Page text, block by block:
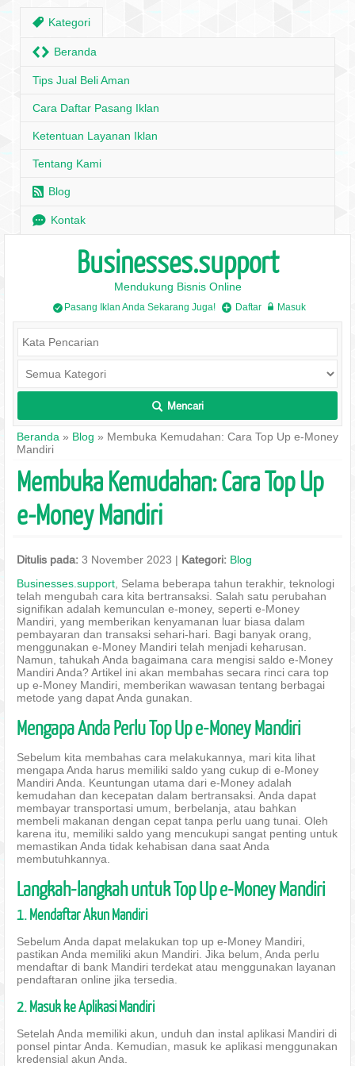
, Kategori
H Beranda
Tips Jual Beli Aman
Cara Daftar Pasang Iklan
Ketentuan Layanan Iklan
Tentang Kami
r Blog
e Kontak
Businesses.support
Mendukung Bisnis Online
/ Pasang Iklan Anda Sekarang Juga! + Daftar w Masuk
L Mencari
Beranda » Blog » Membuka Kemudahan: Cara Top Up e-Money
Mandiri
Membuka Kemudahan: Cara Top Up
e-Money Mandiri
Ditulis pada: 3 November 2023 | Kategori: Blog
Businesses.support , Selama beberapa tahun terakhir, teknologi
telah mengubah cara kita bertransaksi. Salah satu perubahan
signifikan adalah kemunculan e-money, seperti e-Money
Mandiri, yang memberikan kenyamanan luar biasa dalam
pembayaran dan transaksi sehari-hari. Bagi banyak orang,
menggunakan e-Money Mandiri telah menjadi keharusan.
Namun, tahukah Anda bagaimana cara mengisi saldo e-Money
Mandiri Anda? Artikel ini akan membahas secara rinci cara top
up e-Money Mandiri, memberikan wawasan tentang berbagai
metode yang dapat Anda gunakan.
Mengapa Anda Perlu Top Up e-Money Mandiri
Sebelum kita membahas cara melakukannya, mari kita lihat
mengapa Anda harus memiliki saldo yang cukup di e-Money
Mandiri Anda. Keuntungan utama dari e-Money adalah
kemudahan dan kecepatan dalam bertransaksi. Anda dapat
membayar transportasi umum, berbelanja, atau bahkan
membeli makanan dengan cepat tanpa perlu uang tunai. Oleh
karena itu, memiliki saldo yang mencukupi sangat penting untuk
memastikan Anda tidak kehabisan dana saat Anda
membutuhkannya.
Langkah-langkah untuk Top Up e-Money Mandiri
1. Mendaftar Akun Mandiri
Sebelum Anda dapat melakukan top up e-Money Mandiri,
pastikan Anda memiliki akun Mandiri. Jika belum, Anda perlu
mendaftar di bank Mandiri terdekat atau menggunakan layanan
pendaftaran online jika tersedia.
2. Masuk ke Aplikasi Mandiri
Setelah Anda memiliki akun, unduh dan instal aplikasi Mandiri di
ponsel pintar Anda. Kemudian, masuk ke aplikasi menggunakan
kredensial akun Anda.